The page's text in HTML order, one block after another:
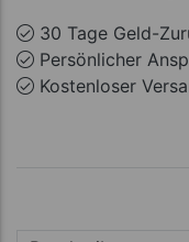
30 Tage Geld-
Persönlicher
Kostenloser